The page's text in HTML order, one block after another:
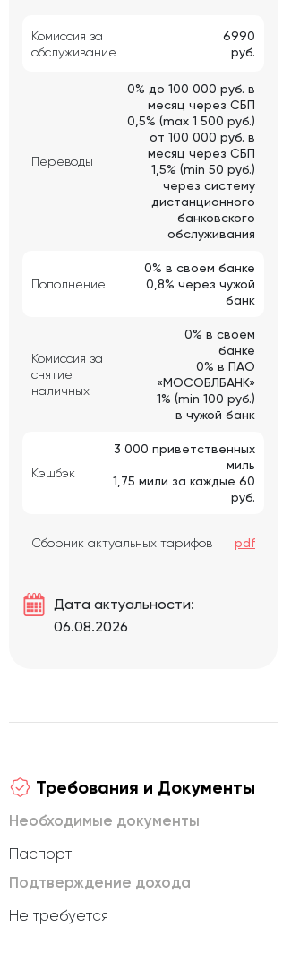
Комиссия за
обслуживание
6990
руб.
Переводы
0% до 100 000 руб. в
месяц через СБП
0,5% (max 1 500 руб.)
от 100 000 руб. в
месяц через СБП
1,5% (min 50 руб.)
через систему
дистанционного
банковского
обслуживания
Пополнение
0% в своем банке
0,8% через чужой
банк
Комиссия за
снятие
наличных
0% в своем
банке
0% в ПАО
«МОСОБЛБАНК»
1% (min 100 руб.)
в чужой банк
Кэшбэк
3 000 приветственных
миль
1,75 мили за каждые 60
руб.
Сборник актуальных тарифов pdf
Дата актуальности:
06.08.2026
Требования и Документы
Необходимые документы
Паспорт
Подтверждение дохода
Не требуется